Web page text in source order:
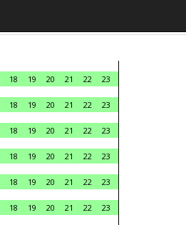
18 19 20 21 22
23
18 19 20 21 22
23
18 19 20 21 22
23
18 19 20 21 22
23
18 19 20 21 22
23
18 19 20 21 22
23